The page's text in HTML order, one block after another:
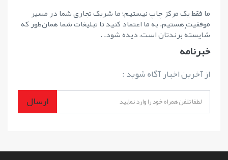
ما فقط یک مرکز چاپ نیستیم؛ ما شریک تجاری شما در مسیر
موفقیت هستیم. به ما اعتماد کنید تا تبلیغات شما همان‌طور که
شایستهٔ برندتان است، دیده شود. .
خبرنامه
از آخرین اخبار آگاه شوید :
ارسال